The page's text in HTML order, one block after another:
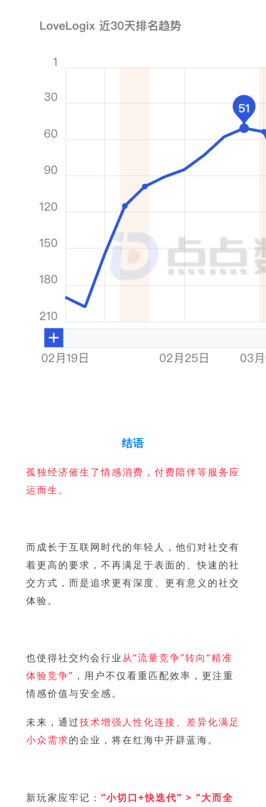
结语
孤独经济催生了情感消费，付费陪伴等服务应
运而生。
而成长于互联网时代的年轻人，他们对社交有
着更高的要求，不再满足于表面的、快速的社
交方式，而是追求更有深度、更有意义的社交
体验。
也使得社交约会行业从“流量竞争”转向“精准
体验竞争” ，用户不仅看重匹配效率，更注重
情感价值与安全感。
未来，通过技术增强人性化连接、差异化满足
小众需求的企业，将在红海中开辟蓝海。
新玩家应牢记： “小切口+快迭代” > “大而全